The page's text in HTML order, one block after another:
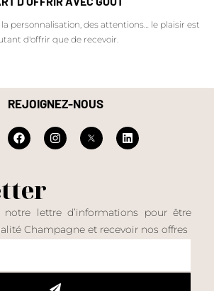
personnalisation, des attentions… le plaisir est
d'offrir que de recevoir.
REJOIGNEZ-NOUS
notre lettre d’informations pour être
Champagne et recevoir nos offres